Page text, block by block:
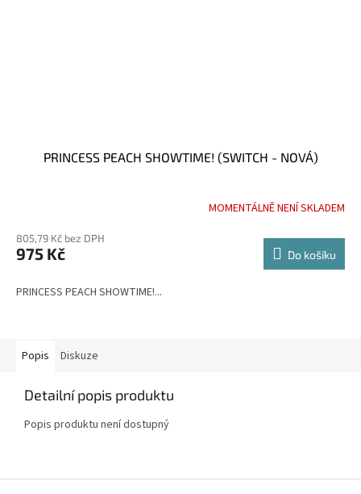
PRINCESS PEACH SHOWTIME! (SWITCH - NOVÁ)
MOMENTÁLNĚ NENÍ SKLADEM
805,79 Kč bez DPH
975 Kč Do košíku
PRINCESS PEACH SHOWTIME!...
Popis Diskuze
Detailní popis produktu
Popis produktu není dostupný